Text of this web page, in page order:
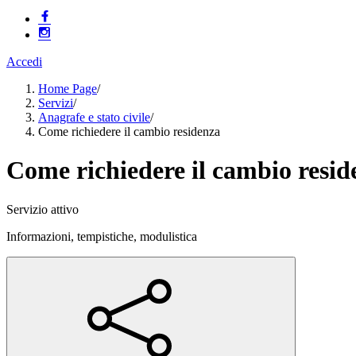
Accedi
Home Page/
Servizi/
Anagrafe e stato civile/
Come richiedere il cambio residenza
Come richiedere il cambio
Servizio attivo
Informazioni, tempistiche, modulistica